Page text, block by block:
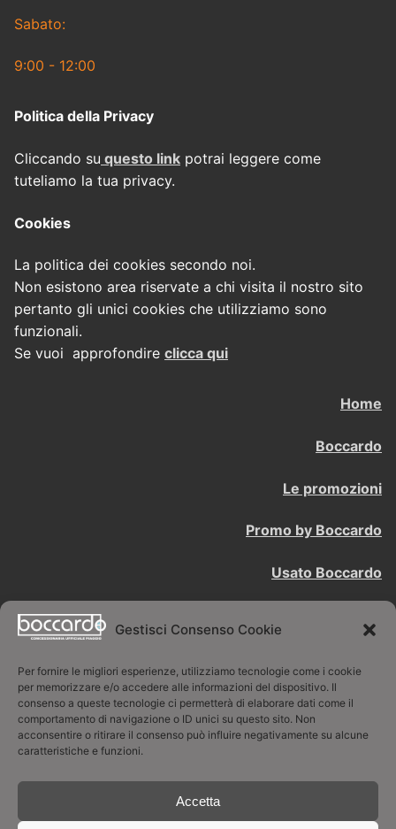
Gestisci Consenso Cookie
Per fornire le migliori esperienze, utilizziamo tecnologie come i cookie
per memorizzare e/o accedere alle informazioni del dispositivo. Il
consenso a queste tecnologie ci permetterà di elaborare dati come il
comportamento di navigazione o ID unici su questo sito. Non
acconsentire o ritirare il consenso può influire negativamente su alcune
caratteristiche e funzioni.
Accetta
Sabato:
9:00 - 12:00
Politica della Privacy
Cliccando su questo link potrai leggere come
tuteliamo la tua privacy.
Cookies
La politica dei cookies secondo noi.
Non esistono area riservate a chi visita il nostro sito
pertanto gli unici cookies che utilizziamo sono
funzionali.
Se vuoi approfondire clicca qui
Home
Boccardo
Le promozioni
Promo by Boccardo
Usato Boccardo
BOCCARDO LUCIANO SNC
Concessionaria ufficiale Piaggio
Via Sestriere 28 -10024 Moncalieri TO